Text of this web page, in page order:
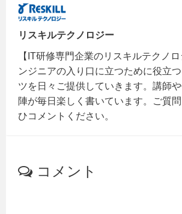
リスキルテクノロジー
【IT研修専門企業のリスキルテクノ
ンジニアの入り口に立つために役立
ツを日々ご提供していきます。講師
陣が毎日楽しく書いています。ご質
ひコメントください。
コメント